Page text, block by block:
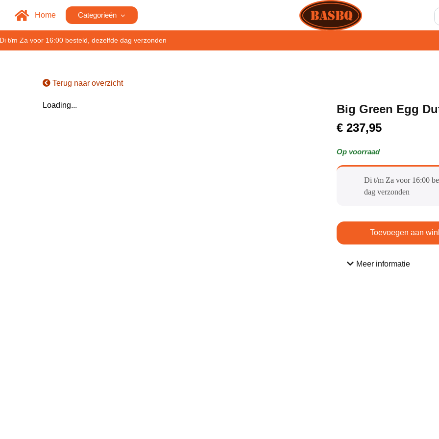
Home Categorieën
t/m Za voor 16:00 besteld, dezelfde dag verzonden
Terug naar overzicht
Loading...
Big Green Egg
€ 237,95
Op voorraad
Di t/m Za voor 16:00
dag verzonden​
Toevoegen aan
Meer informatie